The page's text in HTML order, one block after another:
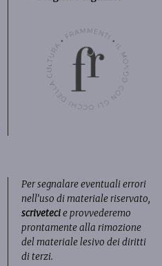
Per segnalare eventuali errori
nell’uso di materiale riservato,
scrivetecie provvederemo
prontamente alla rimozione
del materiale lesivo dei diritti
di terzi.